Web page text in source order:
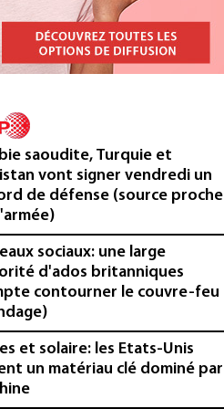
saoudite, Turquie et
vont signer vendredi un
de défense (source proche
sociaux: une large
d'ados britanniques
contourner le couvre-feu
et solaire: les Etats-Unis
un matériau clé dominé par